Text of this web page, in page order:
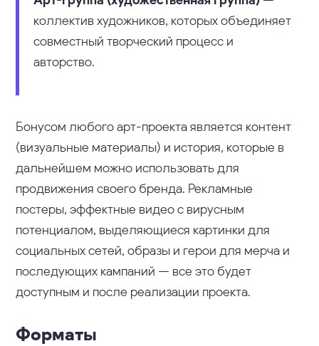
коллектив художников, которых объединяет
совместный творческий процесс и
авторство.
Бонусом любого арт-проекта является контент
(визуальные материалы) и история, которые в
дальнейшем можно использовать для
продвижения своего бренда. Рекламные
постеры, эффектные видео с вирусным
потенциалом, выделяющиеся картинки для
социальных сетей, образы и герои для мерча и
последующих кампаний — все это будет
доступным и после реализации проекта.
Форматы